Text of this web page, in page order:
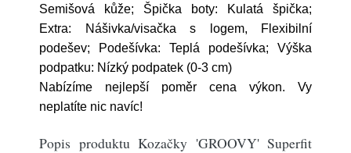
Semišová kůže; Špička boty: Kulatá špička;
Extra: Nášivka/visačka s logem, Flexibilní
podešev; Podešívka: Teplá podešívka; Výška
podpatku: Nízký podpatek (0-3 cm)
Nabízíme nejlepší poměr cena výkon. Vy
neplatíte nic navíc!
Popis produktu Kozačky 'GROOVY' Superfit